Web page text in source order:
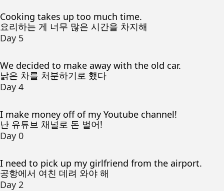
Cooking takes up too much time.
요리하는 게 너무 많은 시간을 차지해
Day 5
We decided to make away with the old car.
낡은 차를 처분하기로 했다
Day 4
I make money off of my Youtube channel!
난 유튜브 채널로 돈 벌어!
Day 0
I need to pick up my girlfriend from the airport.
공항에서 여친 데려 와야 해
Day 2